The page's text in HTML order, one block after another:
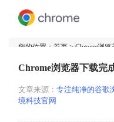
您的位置： 首页 > Chrome浏览
文章来源： 专注纯净的谷歌
境科技官网